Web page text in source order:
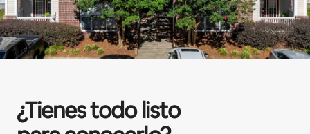
¿Tienes todo listo